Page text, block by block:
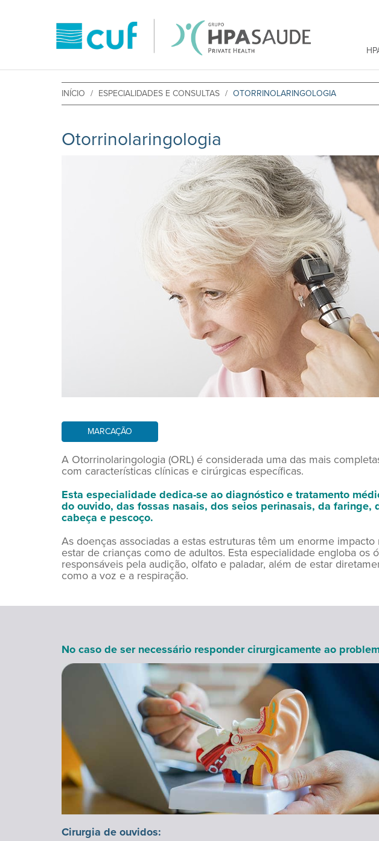
INÍCIO ESPECIALIDADES E CONSULTAS OTORRINOLARINGOLOGIA
Otorrinolaringologia
MARCAÇÃO
A Otorrinolaringologia (ORL) é considerada uma das mais
com características clínicas e cirúrgicas específicas.
Esta especialidade dedica-se ao diagnóstico e tratamento
do ouvido, das fossas nasais, dos seios perinasais, da faringe,
cabeça e pescoço.
As doenças associadas a estas estruturas têm um enorme
estar de crianças como de adultos. Esta especialidade engloba os
responsáveis pela audição, olfato e paladar, além de estar
como a voz e a respiração.
No caso de ser necessário responder cirurgicamente ao
Cirurgia de ouvidos: